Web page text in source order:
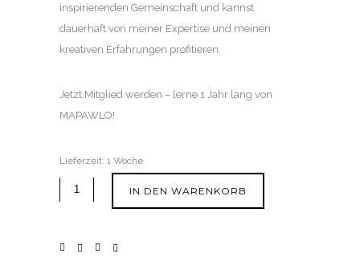
inspirierenden Gemeinschaft und kannst
dauerhaft von meiner Expertise und meinen
kreativen Erfahrungen profitieren.
Jetzt Mitglied werden – lerne 1 Jahr lang von
MAPAWLO!
Lieferzeit: 1 Woche
IN DEN WARENKORB